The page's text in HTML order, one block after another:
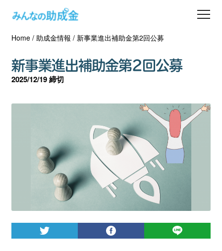
助成金を探す
士業の方へ
助成金コラム
ダウンロード
会員登録
ログイン
Home/ 助成金情報 / 新事業進出補助金第2回公募
新事業進出補助金第2回公募
2025/12/19 締切